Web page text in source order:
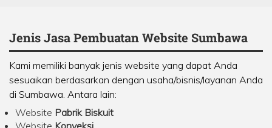
Jenis Jasa Pembuatan Website Sumbawa
Kami memiliki banyak jenis website yang dapat Anda
sesuaikan berdasarkan dengan usaha/bisnis/layanan Anda
di Sumbawa. Antara lain:
Website Pabrik Biskuit
Website Konveksi